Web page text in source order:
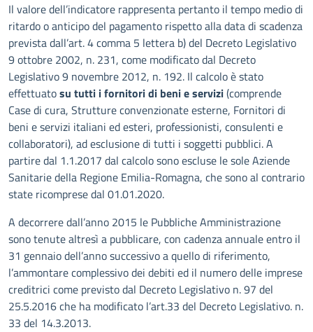
Il valore dell’indicatore rappresenta pertanto il tempo medio di
ritardo o anticipo del pagamento rispetto alla data di scadenza
prevista dall’art. 4 comma 5 lettera b) del Decreto Legislativo
9 ottobre 2002, n. 231, come modificato dal Decreto
Legislativo 9 novembre 2012, n. 192. Il calcolo è stato
effettuatosu tutti i fornitori di beni e servizi(comprende
Case di cura, Strutture convenzionate esterne, Fornitori di
beni e servizi italiani ed esteri, professionisti, consulenti e
collaboratori), ad esclusione di tutti i soggetti pubblici. A
partire dal 1.1.2017 dal calcolo sono escluse le sole Aziende
Sanitarie della Regione Emilia-Romagna, che sono al contrario
state ricomprese dal 01.01.2020.
A decorrere dall’anno 2015 le Pubbliche Amministrazione
sono tenute altresì a pubblicare, con cadenza annuale entro il
31 gennaio dell’anno successivo a quello di riferimento,
l’ammontare complessivo dei debiti ed il numero delle imprese
creditrici come previsto dal Decreto Legislativo n. 97 del
25.5.2016 che ha modificato l’art.33 del Decreto Legislativo. n.
33 del 14.3.2013.